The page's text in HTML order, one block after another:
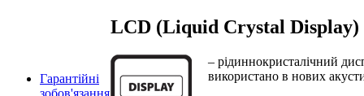
Гарантійні
зобов'язання
LCD (Liquid Crystal Display)
– рідиннокристалічний
використано в нових